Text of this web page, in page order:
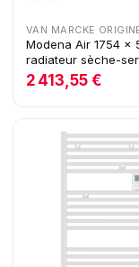
VAN MARCKE
Modena Air 1754 x
radiateur sèche-
blanc (RAL 9016)
2 413,55 €